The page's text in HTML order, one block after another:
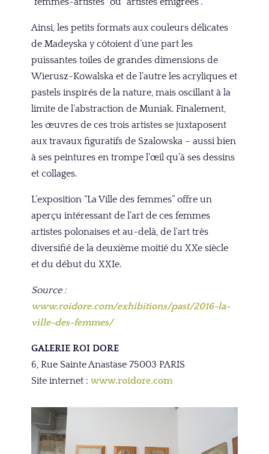
Ainsi, les petits formats aux couleurs délicates
de Madeyska y côtoient d’une part les
puissantes toiles de grandes dimensions de
Wierusz-Kowalska et de l’autre les acryliques et
pastels inspirés de la nature, mais oscillant à la
limite de l’abstraction de Muniak. Finalement,
les œuvres de ces trois artistes se juxtaposent
aux travaux figuratifs de Szalowska – aussi bien
à ses peintures en trompe l’œil qu’à ses dessins
et collages.
L’exposition “La Ville des femmes” offre un
aperçu intéressant de l’art de ces femmes
artistes polonaises et au-delà, de l’art très
diversifié de la deuxième moitié du XXe siècle
et du début du XXIe.
Source :
www.roidore.com/exhibitions/past/2016-la-
ville-des-femmes/
GALERIE ROI DORE
6, Rue Sainte Anastase 75003 PARIS
Site internet : www.roidore.com